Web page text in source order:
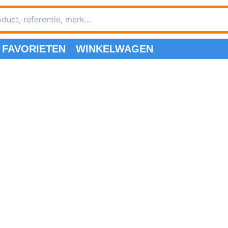
FAVORIETEN WINKELWAGEN